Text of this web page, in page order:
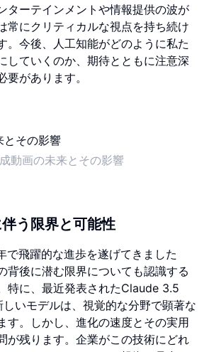
ターテインメントや情報提供の波が
常にクリティカルな視点を持ち続け
。今後、人工知能がどのように私た
していくのか、期待とともに注意深
要があります。
動画の未来とその影響
う限界と可能性
で飛躍的な進歩を遂げてきました
背後に潜む限界についても認識する
特に、最近発表されたClaude 3.5
いモデルは、視覚的な分野で顕著な
す。しかし、進化の速度とその実用
が残ります。企業がこの技術にどれ